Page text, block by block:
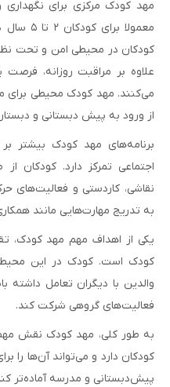
مهد کودک مرکزی برای
معمولا
کودکان در محیطی امن و تحت
علاوه بر مراقبت روزانه، فرصت
می‌کنند. مهد کودک محیطی برای
از ورود به پیش دبستانی و
برنامه‌های مهد کودک بیشتر
اجتماعی تمرکز دارد. کودکان
نقاشی، کاردستی و فعالیت‌های
به تدریج مهارت‌هایی مانند
یکی از اهداف مهم مهد کودک،
کودک است. کودک در این
والدین با دیگران تعامل داشته
فعالیت‌های گروهی شرکت کند.
به طور کلی، مهد کودک نقش
کودکان دارد و می‌تواند آن‌ها را
پیش‌دبستانی و مدرسه آماده‌تر